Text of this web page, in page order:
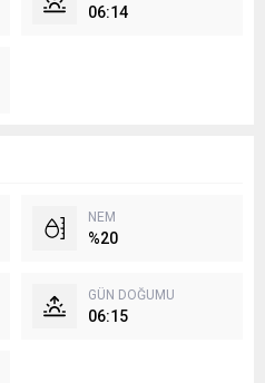
06:14
NEM
%20
GÜN DOĞUMU
06:15